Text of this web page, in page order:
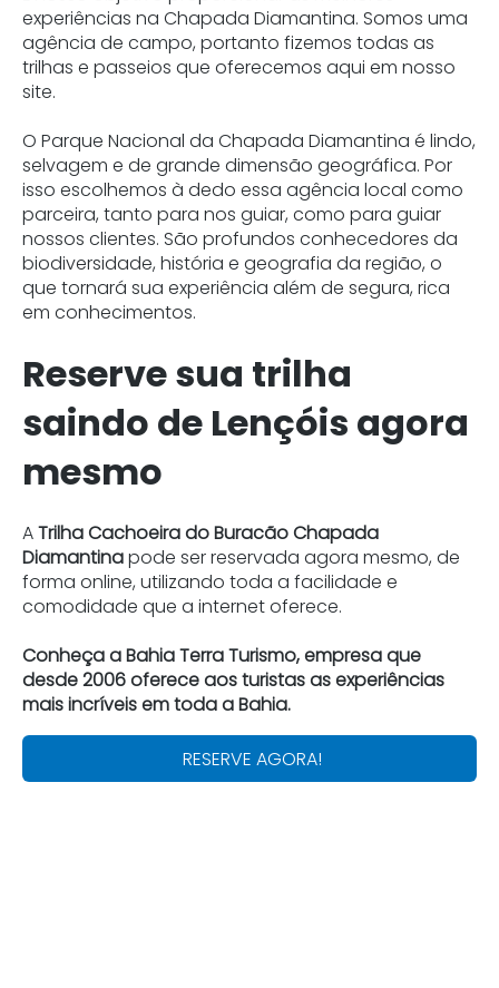
experiências na Chapada Diamantina. Somos uma
agência de campo, portanto fizemos todas as
trilhas e passeios que oferecemos aqui em nosso
site.
O Parque Nacional da Chapada Diamantina é lindo,
selvagem e de grande dimensão geográfica. Por
isso escolhemos à dedo essa agência local como
parceira, tanto para nos guiar, como para guiar
nossos clientes. São profundos conhecedores da
biodiversidade, história e geografia da região, o
que tornará sua experiência além de segura, rica
em conhecimentos.
Reserve sua trilha
saindo de Lençóis agora
mesmo
ATrilha Cachoeira do Buracão Chapada
Diamantinapode ser reservada agora mesmo, de
forma online, utilizando toda a facilidade e
comodidade que a internet oferece.
Conheça a Bahia Terra Turismo, empresa que
desde 2006 oferece aos turistas as experiências
mais incríveis em toda a Bahia.
RESERVE AGORA!